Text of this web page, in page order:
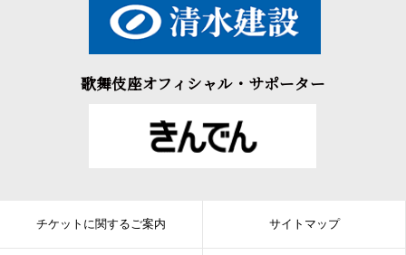
歌舞伎座オフィシャル・サポーター
チケットに関するご案内 サイトマップ